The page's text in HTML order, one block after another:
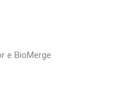
e BioMerge